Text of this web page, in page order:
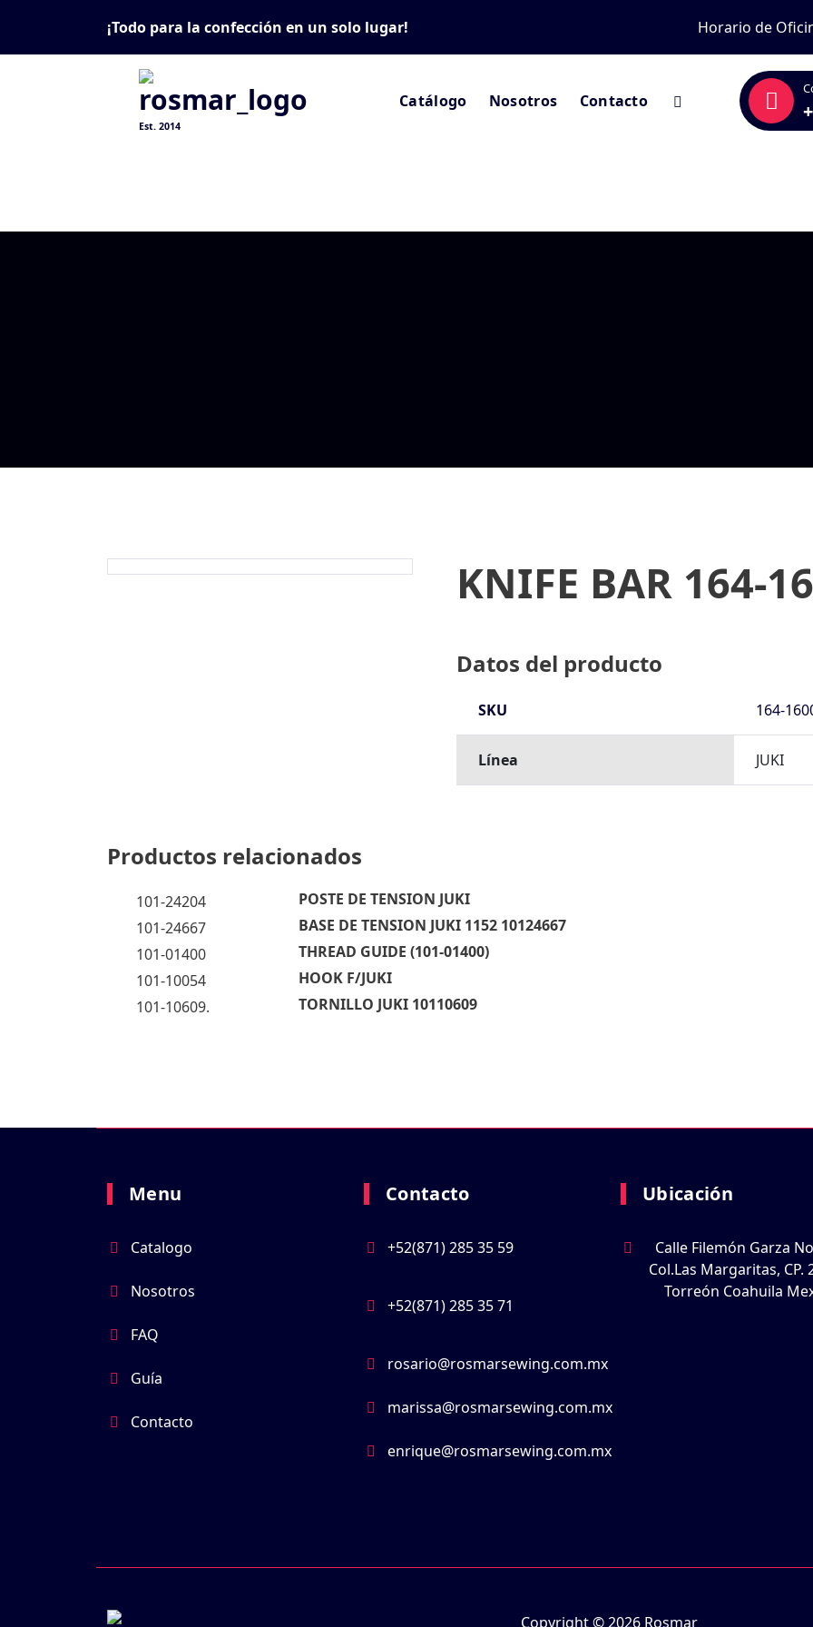
content
¡Todo para la confección en un solo lugar! Horario de
Est. 2014
Catálogo Nosotros Contacto
KNIFE BAR 164-
Datos del producto
SKU 164-
Línea JUKI
Productos relacionados
101-24204 POSTE DE TENSION JUKI
101-24667
BASE DE TENSION JUKI 1152 10124667
101-01400
THREAD GUIDE (101-01400)
101-10054
HOOK F/JUKI
101-10609.
TORNILLO JUKI 10110609
Menu
Catalogo
Nosotros
FAQ
Guía
Contacto
Contacto
+52(871) 285 35 59
+52(871) 285 35 71
rosario@rosmarsewing.com.mx
marissa@rosmarsewing.com.mx
enrique@rosmarsewing.com.mx
Ubicación
Calle Filemón Garza
Col.Las Margaritas, CP.
Torreón Coahuila
Copyright © 2026 Rosmar